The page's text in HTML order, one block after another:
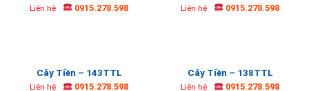
Liên hệ 0915.278.598 Liên hệ 0915.278.598
Cây Tiền – 143TTL
Liên hệ 0915.278.598
Cây Tiền – 138TTL
Liên hệ 0915.278.598